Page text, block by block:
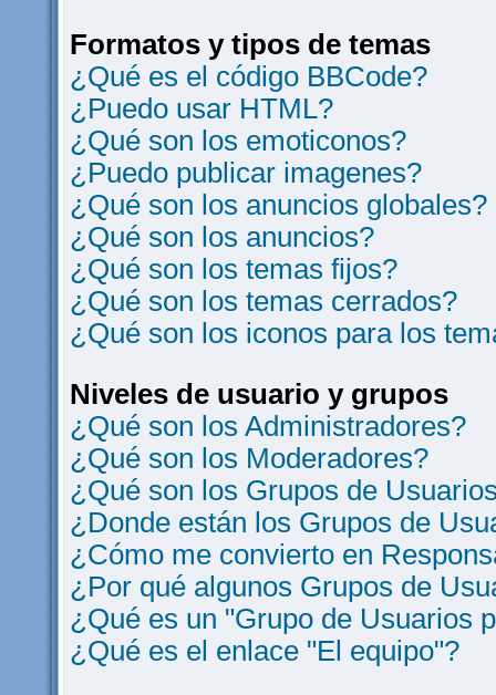
Formatos y tipos de temas
¿Qué es el código BBCode?
¿Puedo usar HTML?
¿Qué son los emoticonos?
¿Puedo publicar imagenes?
¿Qué son los anuncios globales?
¿Qué son los anuncios?
¿Qué son los temas fijos?
¿Qué son los temas cerrados?
¿Qué son los iconos para los
Niveles de usuario y grupos
¿Qué son los Administradores?
¿Qué son los Moderadores?
¿Qué son los Grupos de
¿Donde están los Grupos de
¿Cómo me convierto en
¿Por qué algunos Grupos de
¿Qué es un "Grupo de Usuarios
¿Qué es el enlace "El equipo"?